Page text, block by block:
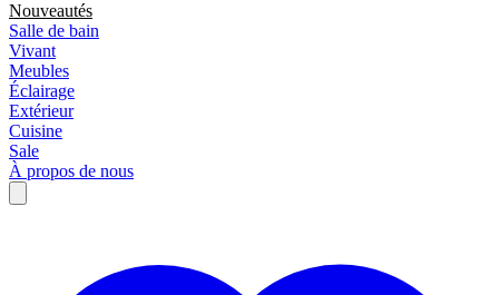
Nouveautés
Salle de bain
Vivant
Meubles
Éclairage
Extérieur
Cuisine
Sale
À propos de nous